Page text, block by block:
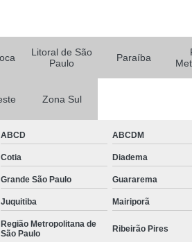
Litoral de São
Paulo
Paraíba
Zona Sul
ABCD ABCDM
Cotia Diadema
Grande São Paulo Guararema
Juquitiba Mairiporã
Região Metropolitana de
São Paulo
Ribeirão Pires